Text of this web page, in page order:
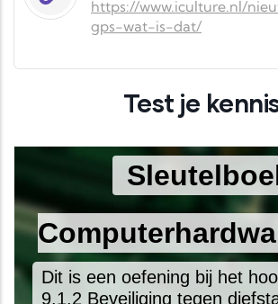
https://www.iculture.nl/
gps-wat-is-dat/
Test je